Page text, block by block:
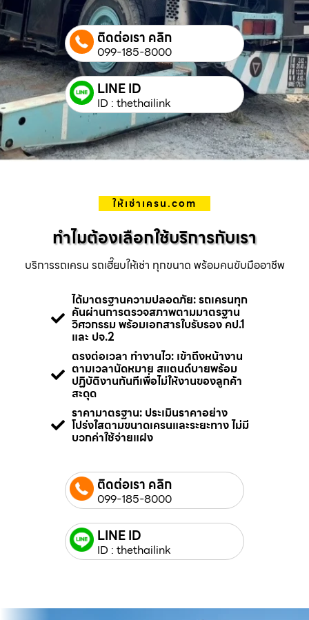
ติดต่อเรา คลิก
099-185-8000
LINE ID
ID : thethailink
ให้เช่าเครน.com
ทำไมต้องเลือกใช้บริการกับเรา
บริการรถเครน รถเฮี๊ยบให้เช่า ทุกขนาด พร้อมคนขับมืออาชีพ
ได้มาตรฐานความปลอดภัย: รถเครนทุก
คันผ่านการตรวจสภาพตามมาตรฐาน
วิศวกรรม พร้อมเอกสารใบรับรอง คป.1
และ ปจ.2
ตรงต่อเวลา ทำงานไว: เข้าถึงหน้างาน
ตามเวลานัดหมาย สแตนด์บายพร้อม
ปฏิบัติงานทันทีเพื่อไม่ให้งานของลูกค้า
สะดุด
ราคามาตรฐาน: ประเมินราคาอย่าง
โปร่งใสตามขนาดเครนและระยะทาง ไม่มี
บวกค่าใช้จ่ายแฝง
ติดต่อเรา คลิก
099-185-8000
LINE ID
ID : thethailink